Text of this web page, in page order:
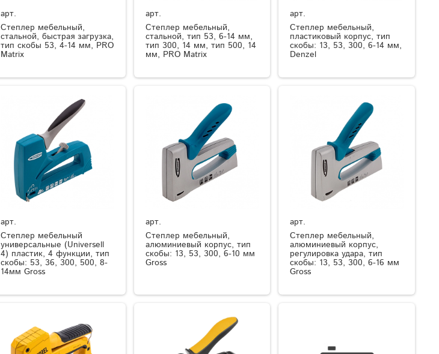
арт.
Степлер мебельный,
стальной, быстрая загрузка,
тип скобы 53, 4-14 мм, PRO
Matrix
арт.
Степлер мебельный,
стальной, тип 53, 6-14 мм,
тип 300, 14 мм, тип 500, 14
мм, PRO Matrix
арт.
Степлер мебельный,
пластиковый корпус, тип
скобы: 13, 53, 300, 6-14 мм,
Denzel
арт.
Степлер мебельный
универсальные (Universell
4) пластик, 4 функции, тип
скобы: 53, 36, 300, 500, 8-
14мм Gross
арт.
Степлер мебельный,
алюминиевый корпус, тип
скобы: 13, 53, 300, 6-10 мм
Gross
арт.
Степлер мебельный,
алюминиевый корпус,
регулировка удара, тип
скобы: 13, 53, 300, 6-16 мм
Gross